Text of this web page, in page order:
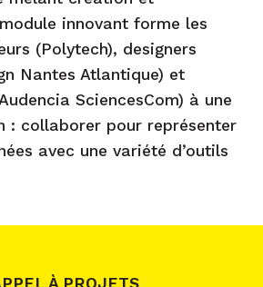
innovant forme les
(Polytech), designers
Nantes Atlantique) et
SciencesCom) à une
: collaborer pour représenter
avec une variété d’outils
À PROJETS